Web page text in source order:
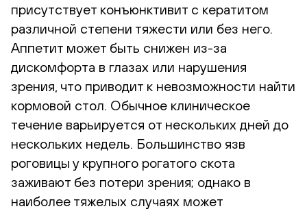
присутствует конъюнктивит с кератитом
различной степени тяжести или без него.
Аппетит может быть снижен из-за
дискомфорта в глазах или нарушения
зрения, что приводит к невозможности найти
кормовой стол. Обычное клиническое
течение варьируется от нескольких дней до
нескольких недель. Большинство язв
роговицы у крупного рогатого скота
заживают без потери зрения; однако в
наиболее тяжелых случаях может